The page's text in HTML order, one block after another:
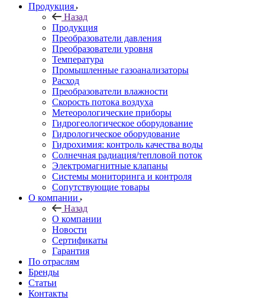
Продукция
Назад
Продукция
Преобразователи давления
Преобразователи уровня
Температура
Промышленные газоанализаторы
Расход
Преобразователи влажности
Скорость потока воздуха
Метеорологические приборы
Гидрогеологическое оборудование
Гидрологическое оборудование
Гидрохимия: контроль качества воды
Солнечная радиация/тепловой поток
Электромагнитные клапаны
Системы мониторинга и контроля
Сопутствующие товары
О компании
Назад
О компании
Новости
Сертификаты
Гарантия
По отраслям
Бренды
Статьи
Контакты